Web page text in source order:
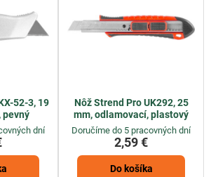
52-3, 19
pevný
dní
Nôž Strend Pro UK292, 25
mm, odlamovací, plastový
Doručíme do 5 pracovných dní
2,59 €
Do košíka